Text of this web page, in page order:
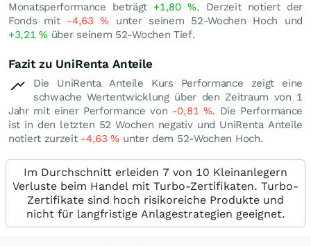
Monatsperformance beträgt +1,80 %. Derzeit notiert der
Fonds mit -4,63% unter seinem 52-Wochen Hoch und
+3,21%über seinem 52-Wochen Tief.
Fazit zu UniRenta Anteile
Die UniRenta Anteile Kurs Performance zeigt eine
schwache Wertentwicklung über den Zeitraum von 1
Jahr mit einer Performance von -0,81 %. Die Performance
ist in den letzten 52 Wochen negativ und UniRenta Anteile
notiert zurzeit -4,63% unter dem 52-Wochen Hoch.
Im Durchschnitt erleiden 7 von 10 Kleinanlegern
Verluste beim Handel mit Turbo-Zertifikaten. Turbo-
Zertifikate sind hoch risikoreiche Produkte und
nicht für langfristige Anlagestrategien geeignet.